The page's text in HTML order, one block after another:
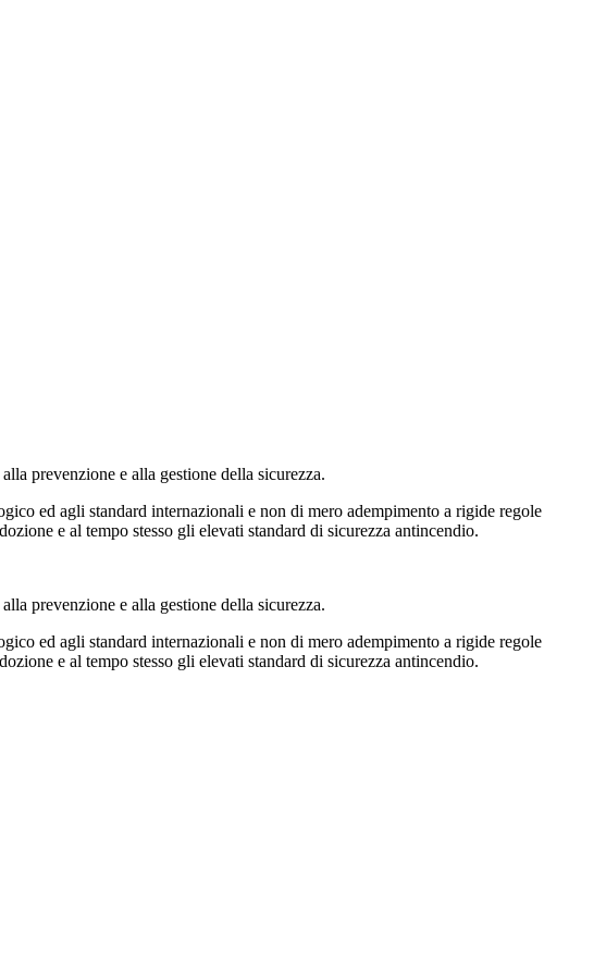
prevenzione e alla gestione della sicurezza.
ed agli standard internazionali e non di mero adempimento a rigide regole
e al tempo stesso gli elevati standard di sicurezza antincendio.
prevenzione e alla gestione della sicurezza.
ed agli standard internazionali e non di mero adempimento a rigide regole
e al tempo stesso gli elevati standard di sicurezza antincendio.